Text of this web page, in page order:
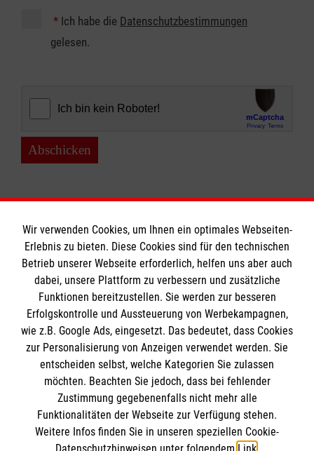
* Ich habe die Datenschutzbestimmungen
gelesen.
Abschicken
Informationen
Impressum
Datenschutz
Barrierefreiheit
Kontakt
Die Malteser
Malteser in Deutschland
Malteserorden
Sharepoint
Spendenkonto
Wir verwenden Cookies, um Ihnen ein optimales Webseiten-
Erlebnis zu bieten. Diese Cookies sind für den technischen
Betrieb unserer Webseite erforderlich, helfen uns aber auch
dabei, unsere Plattform zu verbessern und zusätzliche
Funktionen bereitzustellen. Sie werden zur besseren
Erfolgskontrolle und Aussteuerung von Werbekampagnen,
wie z.B. Google Ads, eingesetzt. Das bedeutet, dass Cookies
zur Personalisierung von Anzeigen verwendet werden. Sie
entscheiden selbst, welche Kategorien Sie zulassen
möchten. Beachten Sie jedoch, dass bei fehlender
Zustimmung gegebenenfalls nicht mehr alle
Funktionalitäten der Webseite zur Verfügung stehen.
Weitere Infos finden Sie in unseren speziellen Cookie-